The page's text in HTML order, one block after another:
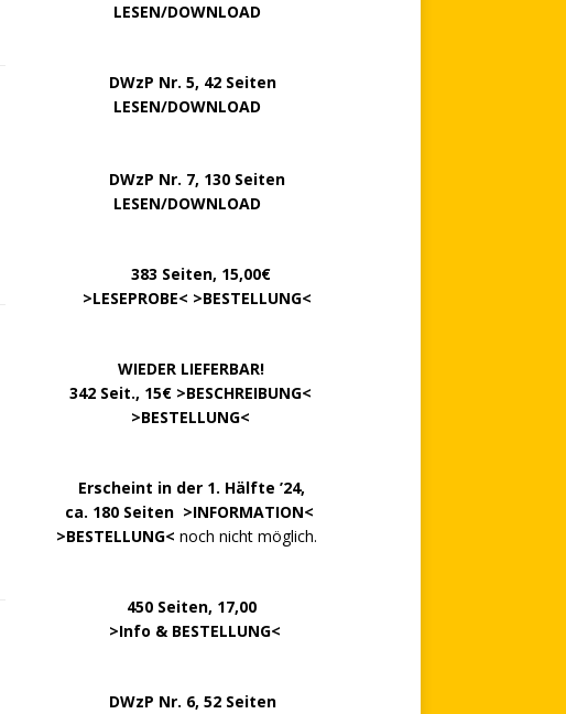
LESEN/DOWNLOAD
DWzP Nr. 5, 42 Seiten
LESEN/DOWNLOAD
DWzP Nr. 7, 130 Seiten
LESEN/DOWNLOAD
383 Seiten, 15,00€
>LESEPROBE< >BESTELLUNG<
WIEDER LIEFERBAR!
342 Seit., 15€ >BESCHREIBUNG<
>BESTELLUNG<
Erscheint in der 1. Hälfte ’24,
ca. 180 Seiten >INFORMATION<
>BESTELLUNG< noch nicht möglich.
450 Seiten, 17,00
>Info & BESTELLUNG<
DWzP Nr. 6, 52 Seiten